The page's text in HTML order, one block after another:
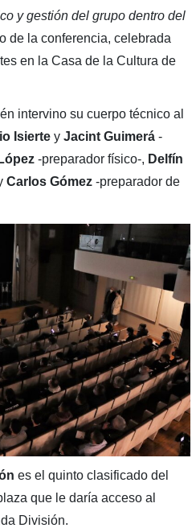
y gestión del grupo dentro del
de la conferencia, celebrada
en la Casa de la Cultura de
intervino su cuerpo técnico al
Isierte y Jacint Guimerá-
-preparador físico-, Delfín
Carlos Gómez-preparador de
es el quinto clasificado del
que le daría acceso al
División.